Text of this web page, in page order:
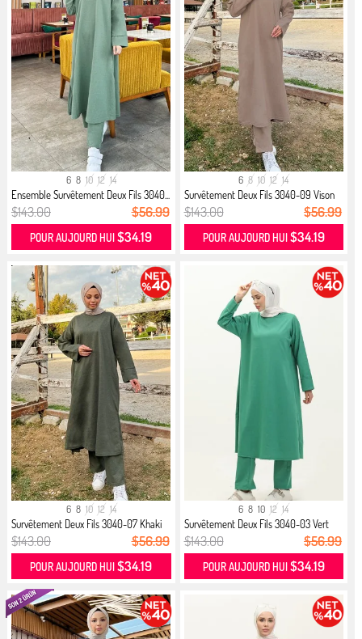
6 8 10 12 14
Ensemble Survêtement Deux Fils 3040...
$143.00 $56.99
POUR AUJOURD HUI$34.19
6 8 10 12 14
Survêtement Deux Fils 3040-09 Vison
$143.00 $56.99
POUR AUJOURD HUI $34.19
6 8 10 12 14
Survêtement Deux Fils 3040-07 Khaki
$143.00 $56.99
POUR AUJOURD HUI$34.19
6 8 10 12 14
Survêtement Deux Fils 3040-03 Vert
$143.00 $56.99
POUR AUJOURD HUI $34.19